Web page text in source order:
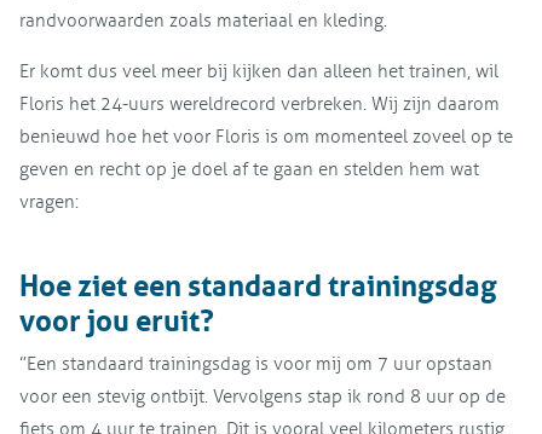
randvoorwaarden zoals materiaal en kleding.
Er komt dus veel meer bij kijken dan alleen het trainen, wil
Floris het 24-uurs wereldrecord verbreken. Wij zijn daarom
benieuwd hoe het voor Floris is om momenteel zoveel op te
geven en recht op je doel af te gaan en stelden hem wat
vragen:
Hoe ziet een standaard trainingsdag
voor jou eruit?
”Een standaard trainingsdag is voor mij om 7 uur opstaan
voor een stevig ontbijt. Vervolgens stap ik rond 8 uur op de
fiets om 4 uur te trainen. Dit is vooral veel kilometers rustig